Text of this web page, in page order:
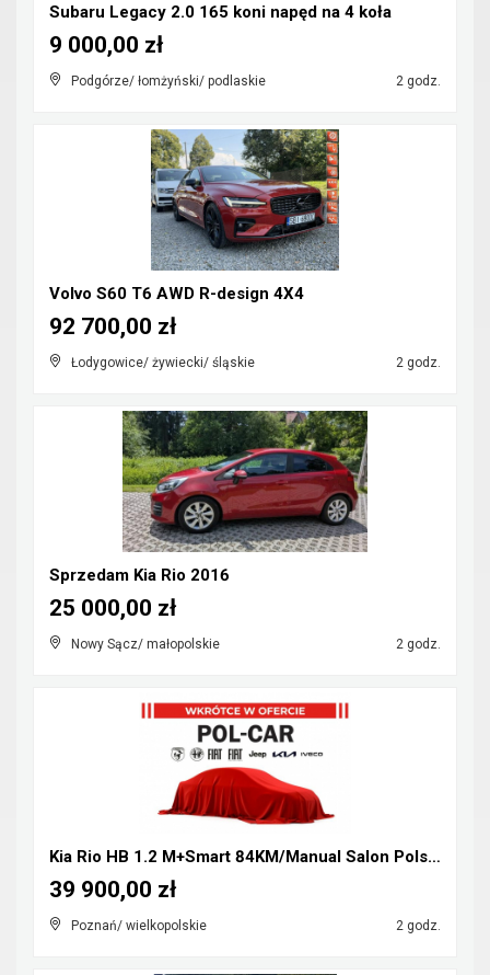
Subaru Legacy 2.0 165 koni napęd na 4 koła
Podgórze/ łomżyński/ podlaskie 2 godz.
9 000,00 zł
Volvo S60 T6 AWD R-design 4X4
Łodygowice/ żywiecki/ śląskie 2 godz.
92 700,00 zł
Sprzedam Kia Rio 2016
Nowy Sącz/ małopolskie 2 godz.
25 000,00 zł
Kia Rio HB 1.2 M+Smart 84KM/Manual Salon Polska
Poznań/ wielkopolskie 2 godz.
39 900,00 zł